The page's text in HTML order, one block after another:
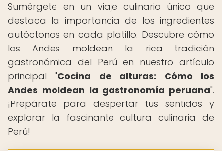
Sumérgete en un viaje culinario único que
destaca la importancia de los ingredientes
autóctonos en cada platillo. Descubre cómo
los Andes moldean la rica tradición
gastronómica del Perú en nuestro artículo
principal "Cocina de alturas: Cómo los
Andes moldean la gastronomía peruana".
¡Prepárate para despertar tus sentidos y
explorar la fascinante cultura culinaria de
Perú!